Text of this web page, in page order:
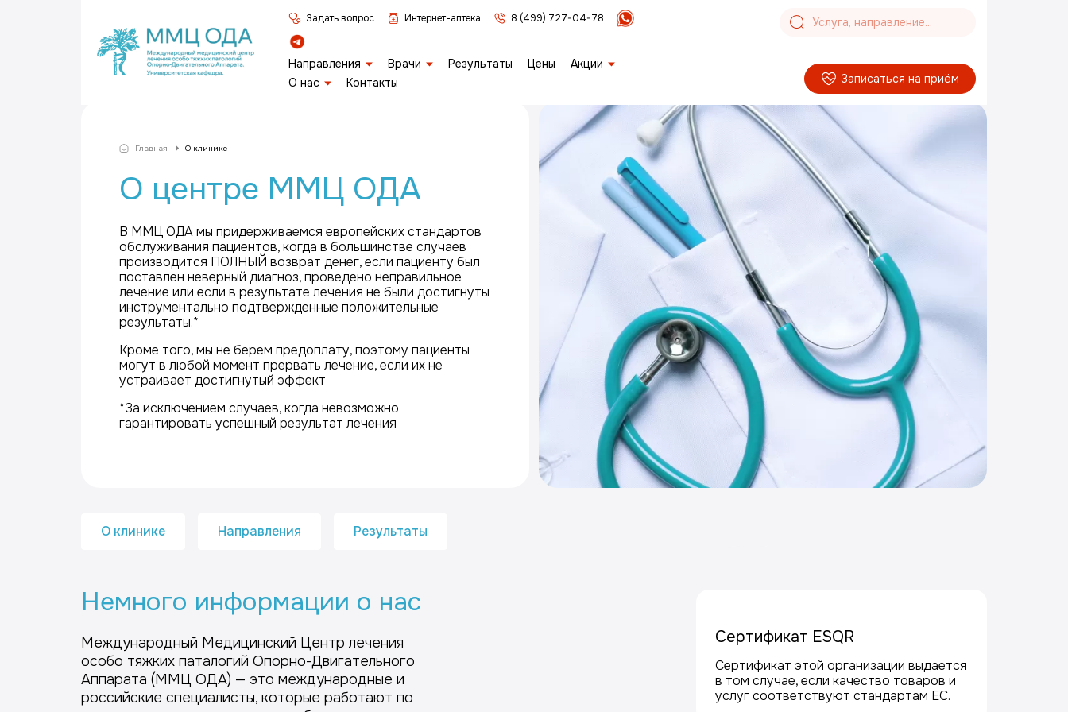
Задать вопрос Интернет-аптека 8 (499) 727-04-78
Направления Врачи Результаты Цены
Акции
О нас
Контакты Записаться на приём
Главная О клинике
О центре ММЦ ОДА
В ММЦ ОДА мы придерживаемся европейских стандартов
обслуживания пациентов, когда в большинстве случаев
производится ПОЛНЫЙ возврат денег, если пациенту был
поставлен неверный диагноз, проведено неправильное
лечение или если в результате лечения не были достигнуты
инструментально подтвержденные положительные
результаты.*
Кроме того, мы не берем предоплату, поэтому пациенты
могут в любой момент прервать лечение, если их не
устраивает достигнутый эффект
*За исключением случаев, когда невозможно
гарантировать успешный результат лечения
О клинике Направления Результаты
Немного информации о нас
Международный Медицинский Центр лечения
особо тяжких паталогий Опорно-Двигательного
Аппарата (ММЦ ОДА) — это международные и
российские специалисты, которые работают по
Сертификат ESQR
Сертификат этой организации выдается
в том случае, если качество товаров и
услуг соответствуют стандартам ЕС.